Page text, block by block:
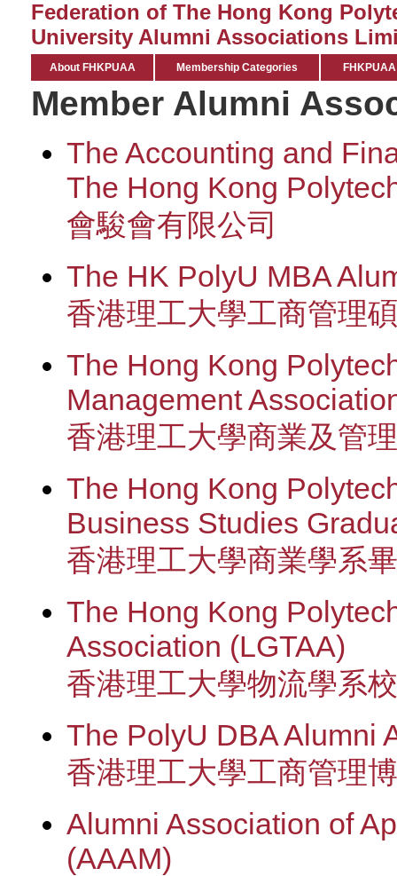
Federation of The Hong Kong
University Alumni Associations
About FHKPUAA Membership Categories
Member Alumni
The Accounting and
The Hong Kong
會駿會有限公司
The HK PolyU MBA
香港理工大學工商管理
The Hong Kong
Management
香港理工大學商業及管
The Hong Kong
Business Studies
香港理工大學商業學系
The Hong Kong
Association (LGTAA)
香港理工大學物流學系
The PolyU DBA Alumni
香港理工大學工商管理
Alumni Association of
(AAAM)